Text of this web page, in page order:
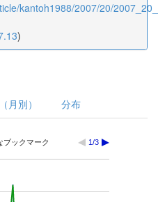
kantoh1988/2007/20/
)
月別） 分布
ブックマーク 1/3